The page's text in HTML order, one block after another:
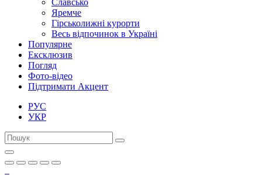
Славсько
Яремче
Гірськолижні курорти
Весь відпочинок в Україні
Популярне
Ексклюзив
Погляд
Фото-відео
Підтримати Акцент
РУС
УКР